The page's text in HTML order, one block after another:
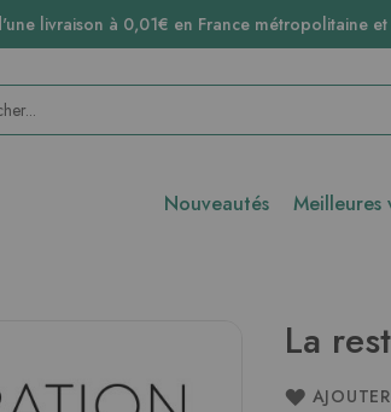
livraison à 0,01€ en France métropolitaine
Nouveautés Meilleures
La